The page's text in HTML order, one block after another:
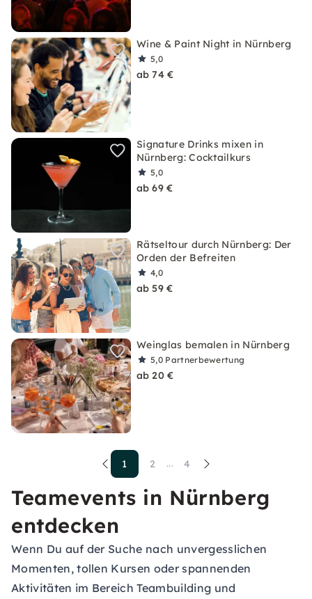
Wine & Paint Night in Nürnberg
5,0
ab 74 €
Signature Drinks mixen in
Nürnberg: Cocktailkurs
5,0
ab 69 €
Rätseltour durch Nürnberg: Der
Orden der Befreiten
4,0
ab 59 €
Weinglas bemalen in Nürnberg
5,0 Partnerbewertung
ab 20 €
1 2 ... 4
Teamevents in Nürnberg
entdecken
Wenn Du auf der Suche nach unvergesslichen
Momenten, tollen Kursen oder spannenden
Aktivitäten im Bereich Teambuilding und